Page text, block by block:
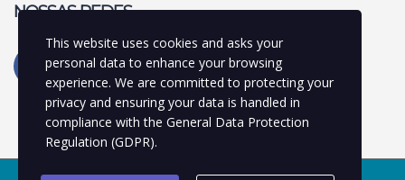
NOSSAS REDES
This website uses cookies and asks your
personal data to enhance your browsing
experience. We are committed to protecting your
privacy and ensuring your data is handled in
compliance with the General Data Protection
Regulation (GDPR).